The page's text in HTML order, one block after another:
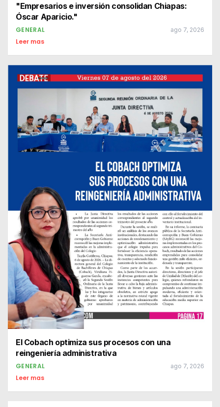
"Empresarios e inversión consolidan Chiapas:
GENERAL ago 7, 2026
Leer mas
El Cobach optimiza sus procesos con una
reingeniería administrativa
GENERAL ago 7, 2026
Leer mas